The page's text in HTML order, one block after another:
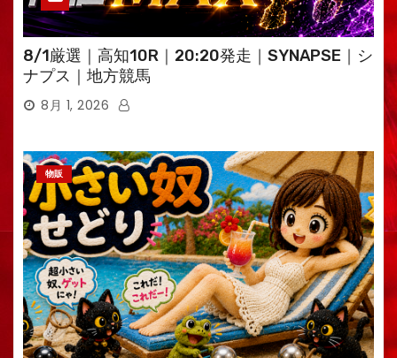
8/1厳選｜高知10R｜20:20発走｜SYNAPSE｜シ
ナプス｜地方競馬
8月 1, 2026
物販